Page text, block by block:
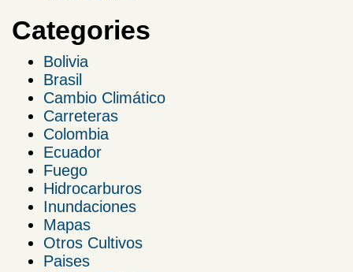
Categories
Bolivia
Brasil
Cambio Climático
Carreteras
Colombia
Ecuador
Fuego
Hidrocarburos
Inundaciones
Mapas
Otros Cultivos
Paises